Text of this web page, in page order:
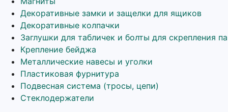
Декоративные замки и защелки для ящиков
Декоративные колпачки
Заглушки для табличек и болты для скрепления
Крепление бейджа
Металлические навесы и уголки
Пластиковая фурнитура
Подвесная система (тросы, цепи)
Стеклодержатели